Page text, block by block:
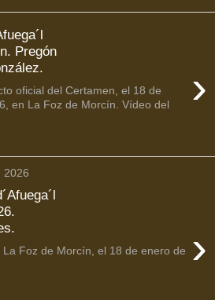
Pregón
›
oficial del Certamen, el 18 de
en La Foz de Morcín. Vídeo del
2026
›
Foz de Morcín, el 18 de enero de